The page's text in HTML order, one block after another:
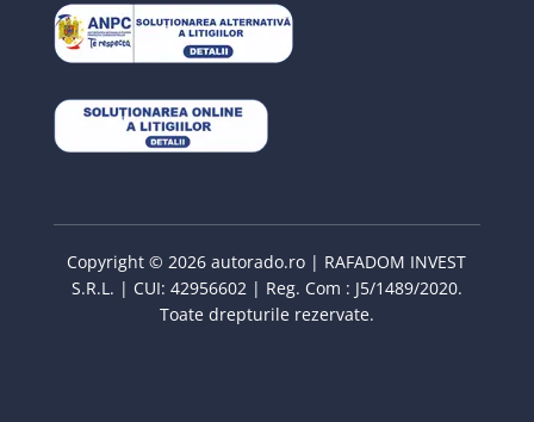
Copyright © 2026 autorado.ro | RAFADOM INVEST
S.R.L. | CUI: 42956602 | Reg. Com : J5/1489/2020.
Toate drepturile rezervate.